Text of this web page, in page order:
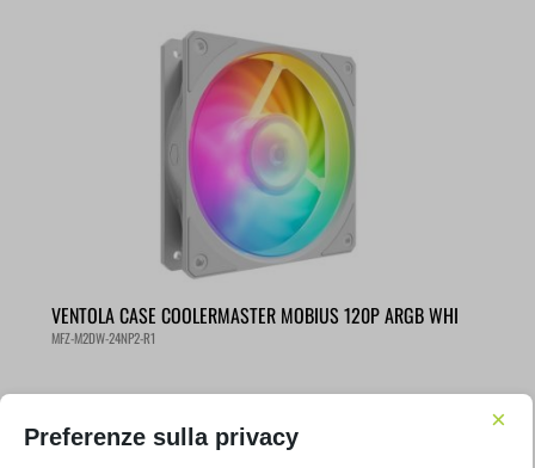
VENTOLA CASE COOLERMASTER MOBIUS 120P ARGB WHI
MFZ-M2DW-24NP2-R1
Disponibile
Preferenze sulla privacy